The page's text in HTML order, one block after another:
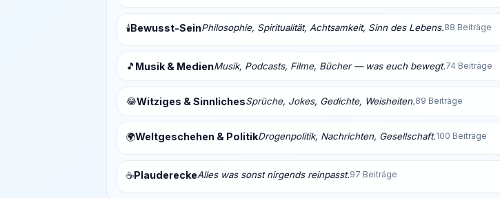
🕯️Bewusst-SeinPhilosophie, Spiritualität, Achtsamkeit, Sinn des Lebens.88 Beiträge
🎵 Musik & MedienMusik, Podcasts, Filme, Bücher — was euch bewegt.74 Beiträge
😂Witziges & SinnlichesSprüche, Jokes, Gedichte, Weisheiten.89 Beiträge
🌍Weltgeschehen & PolitikDrogenpolitik, Nachrichten, Gesellschaft.100 Beiträge
☕PlaudereckeAlles was sonst nirgends reinpasst.97 Beiträge